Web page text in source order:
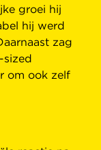
groei hij
hij werd
zag
sized
om ook zelf